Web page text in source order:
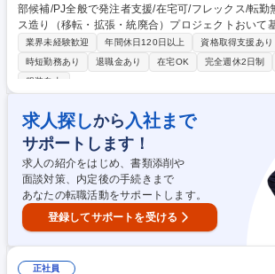
部候補/PJ全般で発注者支援/在宅可/フレックス/転勤無 仕事の内容 オフ
ス造り（移転・拡張・統廃合）プロジェクトおいて
支援、施工マネジメント等移転が完了するまでの工
って推進していきます。ゆくゆくはメンバーのマネジメン
お客様先の担当者や経営層、ビル管理会社、施工会
クトを推進し、お客様が待望する新オフィスの完成
例（敬称略）】ライオン、SAPジャパン、博報堂、
ス、セガサミーホールディングス、KDDI、GMOイン
集職種 【オフィス移転PM】幹部候補/PJ全般で発注
クス/転勤無
業界未経験歓迎 年間休日120日以上 資格取得支援あり
時短勤務あり
退職金あり 在宅OK 完全週休2日制
服装自由
求人探しから 入社まで
サポートします！
求人の紹介をはじめ、書類添削や
面談対策、内定後の手続きまで
あなたの転職活動をサポートします。
登録してサポートを受ける
正社員